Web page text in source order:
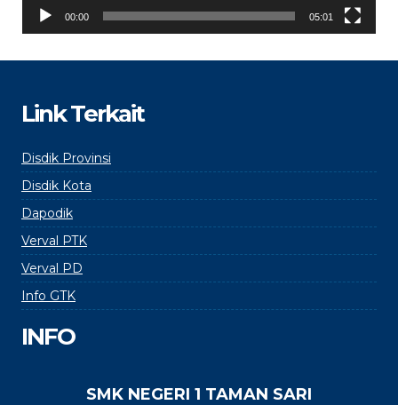
00:00 05:01
Link Terkait
Disdik Provinsi
Disdik Kota
Dapodik
Verval PTK
Verval PD
Info GTK
INFO
SMK NEGERI 1 TAMAN SARI